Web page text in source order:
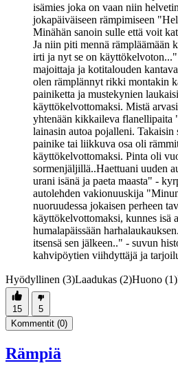
isämies joka on vaan niin
jokapäiväiseen rämpimiseen
Minähän sanoin sulle että voit
Ja niin piti mennä rämpläämään
irti ja nyt se on käyttökelvoton..."
majoittaja ja kotitalouden
olen rämplännyt rikki montakin
painiketta ja mustekynien
käyttökelvottomaksi. Mistä
yhtenään kikkaileva flanellipaita
lainasin autoa pojalleni. Takaisin
painike tai liikkuva osa oli
käyttökelvottomaksi. Pinta oli
sormenjäljillä..Haettuani uuden
urani isänä ja paeta maasta" -
autolehden vakionuuskija
nuoruudessa jokaisen perheen
käyttökelvottomaksi, kunnes isä
humalapäissään
itsensä sen jälkeen.." - suvun
kahvipöytien viihdyttäjä ja
Hyödyllinen (3)Laadukas (2)Huono (1)
15
5
Kommentit (0)
Rämpiä